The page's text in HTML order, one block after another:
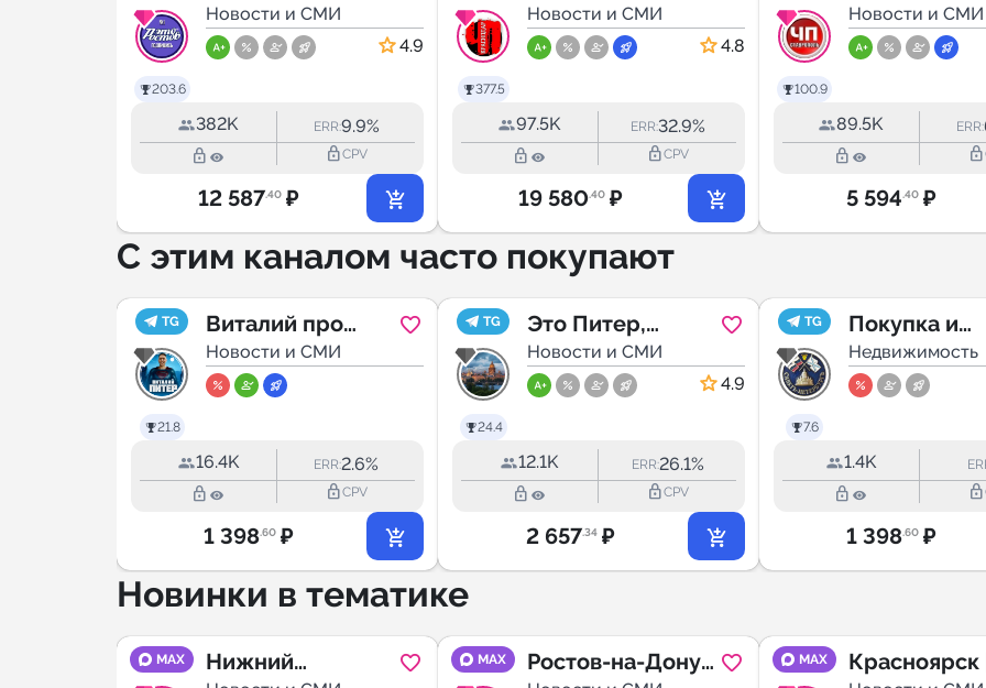
203.6
новости Ростова-
на-Дону
Новости и СМИ
4.9
382K ERR:9.9%
lock_outline lock_outlineCPV
12 587.40 ₽
377.5
края
Новости и СМИ
4.8
97.5K ERR:32.9%
lock_outline lock_outlineCPV
19 580.40 ₽
100.9
Новости и СМИ
89.5K ERR:
lock_outline lock_outline
5 594.40 ₽
С этим каналом часто покупают
TG
21.8
Виталий про
Питер
Новости и СМИ
16.4K ERR:2.6%
lock_outline lock_outlineCPV
1 398.60 ₽
TG
24.4
Это Питер,
детка!
Новости и СМИ
4.9
12.1K ERR:26.1%
lock_outline lock_outlineCPV
2 657.34 ₽
TG
7.6
Покупка и
продажа
СПб и
Недвижимость
1.4K
lock_outline lock_outline
1 398.60 ₽
Новинки в тематике
MAX
Нижний
MAX
Ростов-на-Дону |
MAX
Красноярск